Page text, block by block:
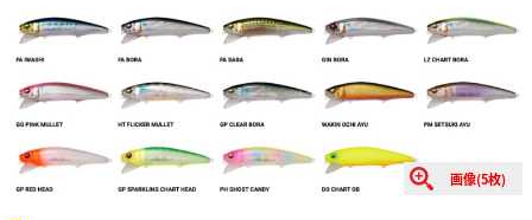
画像(5枚)